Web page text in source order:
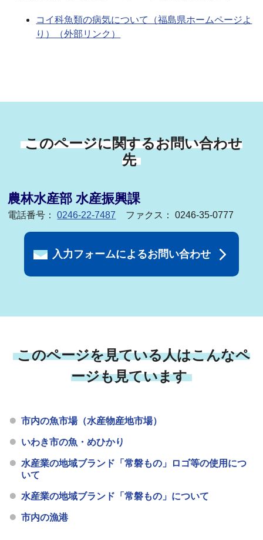
コイ科魚類の病気について（福島県ホームページよ
り）（外部リンク）
このページに関するお問い合わせ
先
農林水産部 水産振興課
電話番号：0246-22-7487 ファクス： 0246-35-0777
入力フォームによるお問い合わせ
このページを見ている人はこんなペ
ージも見ています
市内の魚市場（水産物産地市場）
いわき市の魚・めひかり
水産業の地域ブランド「常磐もの」ロゴ等の使用につ
いて
水産業の地域ブランド「常磐もの」について
市内の漁港